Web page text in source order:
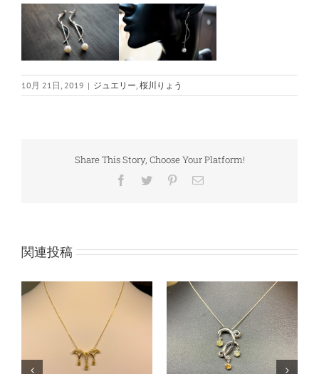
10月 21日, 2019 | ジュエリー, 桜川りょう
Share This Story, Choose Your Platform!
Facebook
Twitter Pinterest
電
関連投稿